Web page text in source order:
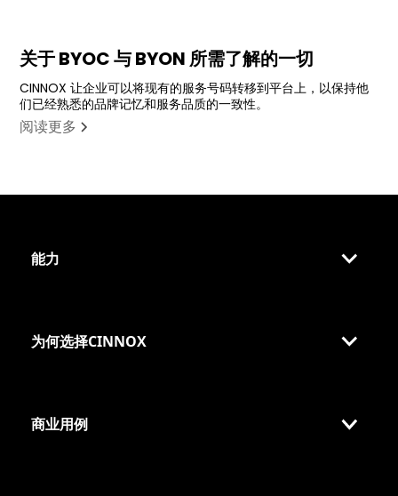
关于 BYOC 与 BYON 所需了解的一切
CINNOX 让企业可以将现有的服务号码转移到平台上，以保持他
们已经熟悉的品牌记忆和服务品质的一致性。
阅读更多
能力
为何选择CINNOX
商业用例